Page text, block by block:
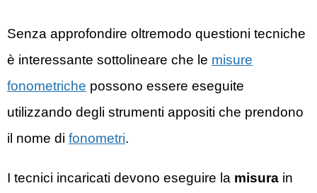
Senza approfondire oltremodo questioni tecniche
è interessante sottolineare che le misure
fonometriche possono essere eseguite
utilizzando degli strumenti appositi che prendono
il nome di fonometri.
I tecnici incaricati devono eseguire la misura in